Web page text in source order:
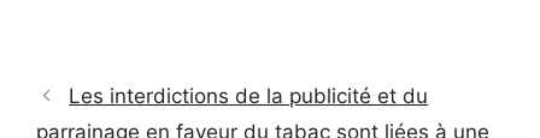
Les interdictions de la publicité et du
parrainage en faveur du tabac sont liées à une